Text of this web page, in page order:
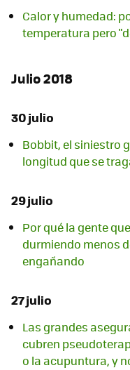
Calor y humedad:
temperatura pero
Julio 2018
30 julio
Bobbit, el siniestro
longitud que se
29 julio
Por qué la gente
durmiendo menos
engañando
27 julio
Las grandes
cubren
o la acupuntura, y